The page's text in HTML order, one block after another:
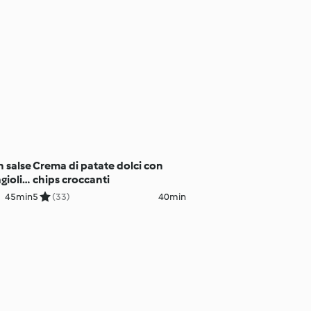
salse
45min
Crema di patate dolci con
chips croccanti
5 (33) 40min